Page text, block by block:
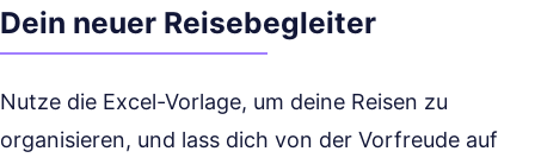
Dein neuer Reisebegleiter
Nutze die Excel-Vorlage, um deine Reisen zu
organisieren, und lass dich von der Vorfreude auf